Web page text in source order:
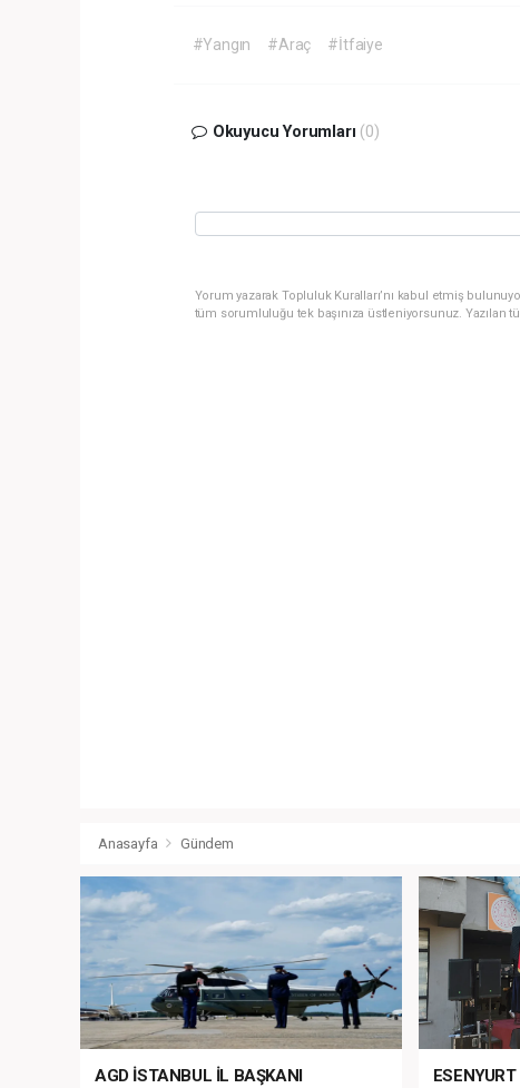
#Yangın #Araç #İtfaiye
Okuyucu Yorumları (0)
Yorum yazarak Topluluk Kuralları’nı kabul etmiş
tüm sorumluluğu tek başınıza üstleniyorsunuz.
Anasayfa Gündem
AGD İSTANBUL İL BAŞKANI